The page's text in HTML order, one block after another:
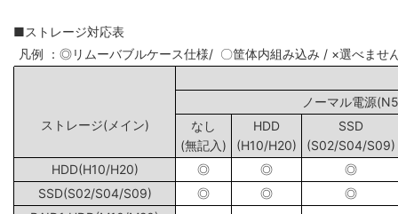
■ストレージ対応表
凡例 ：◎リムーバブルケース仕様/ 〇筐体内組み込み / ×選べませ
ノーマル電源
ストレージ(メイン)
なし
(無記入)
HDD
(H10/H20)
SSD
(S02/S04/S09)
HDD(H10/H20)
◎ ◎
◎
SSD(S02/S04/S09)
◎ ◎
◎